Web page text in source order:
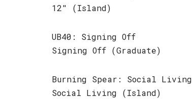
12″ (Island)
UB40: Signing Off
Signing Off (Graduate)
Burning Spear: Social Living
Social Living (Island)